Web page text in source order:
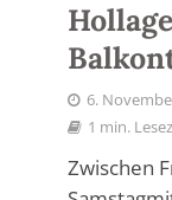
6.
1 min.
Zwischen